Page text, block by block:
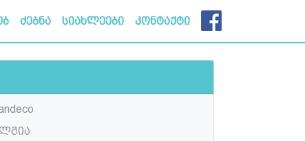
ძებნა სიახლეები კონტაქტი